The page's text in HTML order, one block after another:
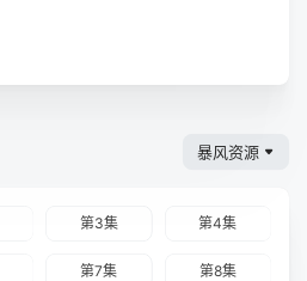
暴风资源
第3集 第4集
第7集 第8集